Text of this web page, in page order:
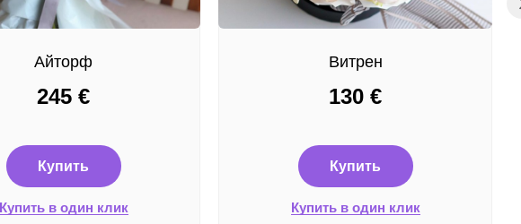
Айторф
245 €
Купить
Купить в один клик
Витрен
130 €
Купить
Купить в один клик